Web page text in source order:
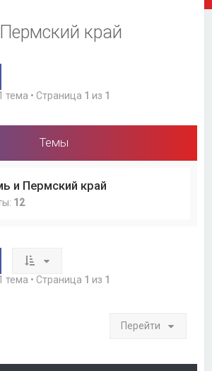
край
тема • Страница 1 из 1
Темы
и Пермский край
12
тема • Страница 1 из 1
Перейти